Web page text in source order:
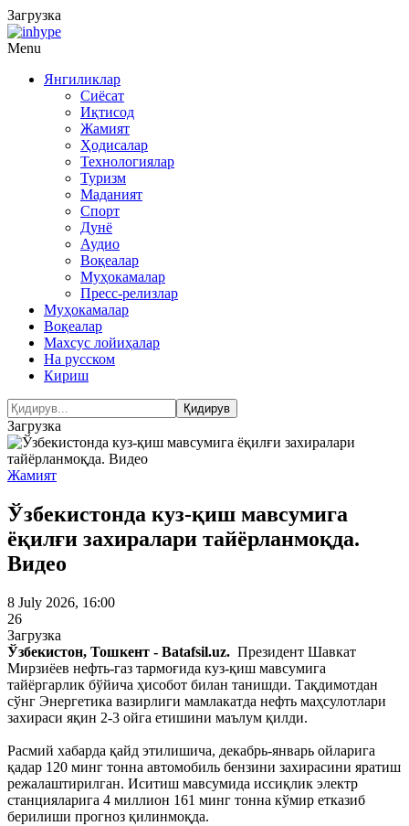
Загрузка
Menu
Янгиликлар
Сиёсат
Иқтисод
Жамият
Ҳодисалар
Технологиялар
Туризм
Маданият
Спорт
Дунё
Аудио
Воқеалар
Муҳокамалар
Пресс-релизлар
Муҳокамалар
Воқеалар
Махсус лойиҳалар
На русском
Кириш
Загрузка
Жамият
Ўзбекистонда куз-қиш мавсумига
ёқилғи захиралари тайёрланмоқда.
Видео
8 July 2026, 16:00
26
Загрузка
Ўзбекистон, Тошкент - Batafsil.uz. Президент Шавкат
Мирзиёев нефть-газ тармоғида куз-қиш мавсумига
тайёргарлик бўйича ҳисобот билан танишди. Тақдимотдан
сўнг Энергетика вазирлиги мамлакатда нефть маҳсулотлари
захираси яқин 2-3 ойга етишини маълум қилди.
Расмий хабарда қайд этилишича, декабрь-январь ойларига
қадар 120 минг тонна автомобиль бензини захирасини яратиш
режалаштирилган. Иситиш мавсумида иссиқлик электр
станцияларига 4 миллион 161 минг тонна кўмир етказиб
берилиши прогноз қилинмоқда.